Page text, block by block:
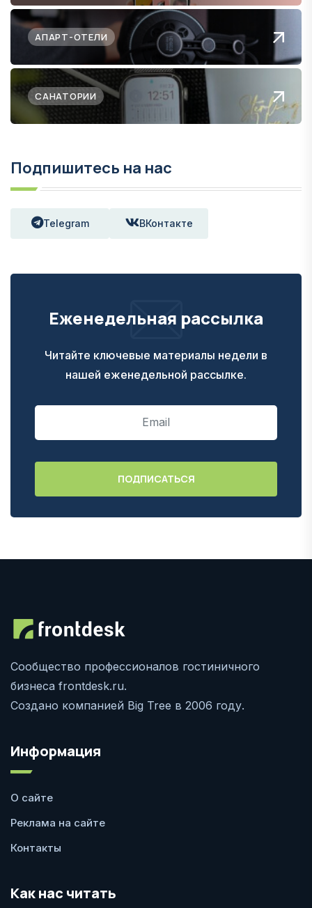
АПАРТ-ОТЕЛИ
САНАТОРИИ
Подпишитесь на нас
Telegram ВКонтакте
Еженедельная рассылка
Читайте ключевые материалы недели в
нашей еженедельной рассылке.
Сообщество профессионалов гостиничного
бизнеса frontdesk.ru.
Создано компанией Big Tree в 2006 году.
Информация
О сайте
Реклама на сайте
Контакты
Как нас читать